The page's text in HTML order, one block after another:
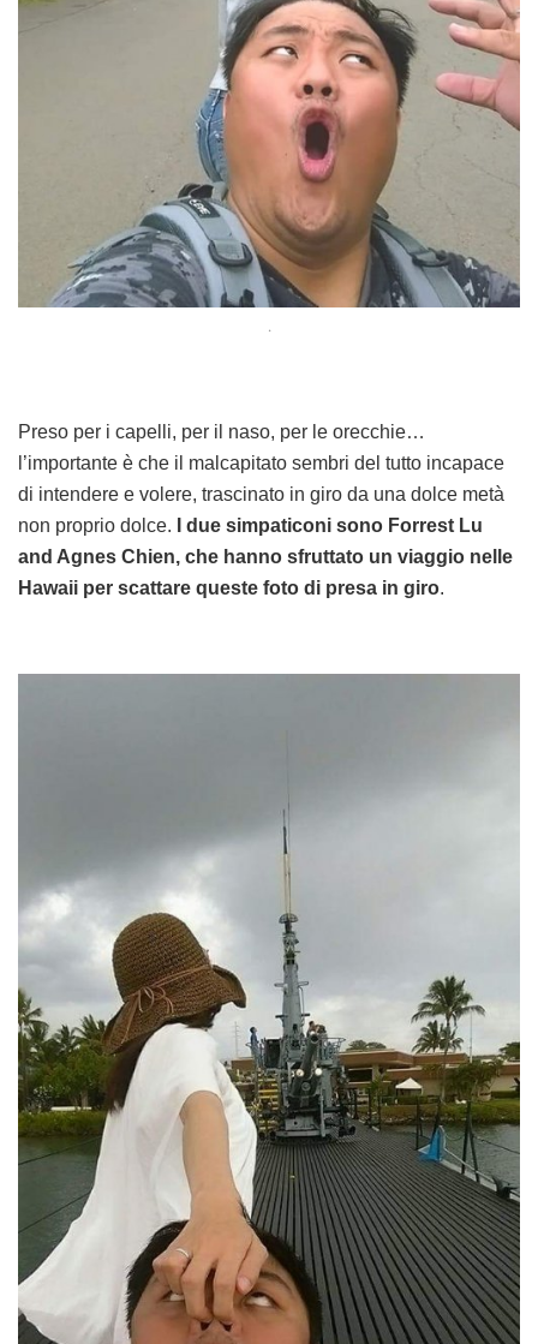
.
Preso per i capelli, per il naso, per le orecchie…
l’importante è che il malcapitato sembri del tutto incapace
di intendere e volere, trascinato in giro da una dolce metà
non proprio dolce.
I due simpaticoni sono Forrest Lu
and Agnes Chien, che hanno sfruttato un viaggio nelle
Hawaii per scattare queste foto di presa in giro.